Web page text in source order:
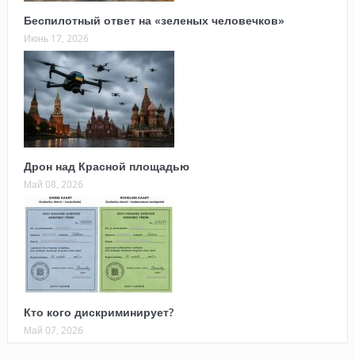
Беспилотный ответ на «зеленых человечков»
Июнь 17, 2026
Дрон над Красной площадью
Май 08, 2026
Кто кого дискриминирует?
Май 07, 2026